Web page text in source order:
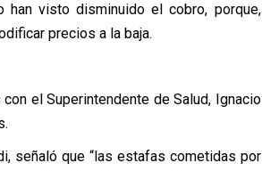
visto disminuido el cobro, porque,
precios a la baja.
el Superintendente de Salud, Ignacio
señaló que “las estafas cometidas por